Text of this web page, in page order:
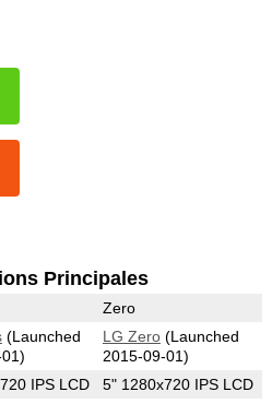
Principales
Zero
(Launched
LG Zero(Launched
2015-09-01)
IPS LCD 5" 1280x720 IPS LCD